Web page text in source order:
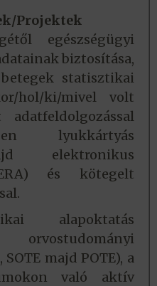
Projektek
egészségügyi
biztosítása,
statisztikai
hol/ki/mivel volt
lyukkártyás
elektronikus
és kötegelt
alapoktatás
majd POTE), a
való aktív